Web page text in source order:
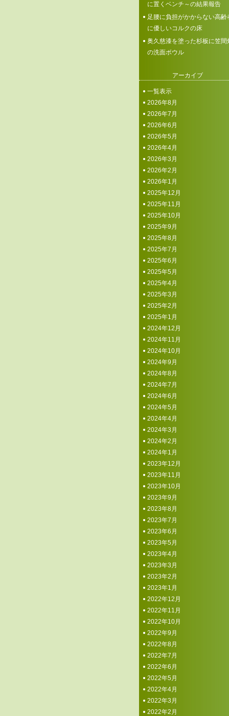
に置くベンチ～の結果報告
足腰に負担がかからない高齢
に優しいコルクの床
奥久慈漆を塗った杉板に笠間
の洗面ボウル
アーカイブ
一覧表示
2026年8月
2026年7月
2026年6月
2026年5月
2026年4月
2026年3月
2026年2月
2026年1月
2025年12月
2025年11月
2025年10月
2025年9月
2025年8月
2025年7月
2025年6月
2025年5月
2025年4月
2025年3月
2025年2月
2025年1月
2024年12月
2024年11月
2024年10月
2024年9月
2024年8月
2024年7月
2024年6月
2024年5月
2024年4月
2024年3月
2024年2月
2024年1月
2023年12月
2023年11月
2023年10月
2023年9月
2023年8月
2023年7月
2023年6月
2023年5月
2023年4月
2023年3月
2023年2月
2023年1月
2022年12月
2022年11月
2022年10月
2022年9月
2022年8月
2022年7月
2022年6月
2022年5月
2022年4月
2022年3月
2022年2月